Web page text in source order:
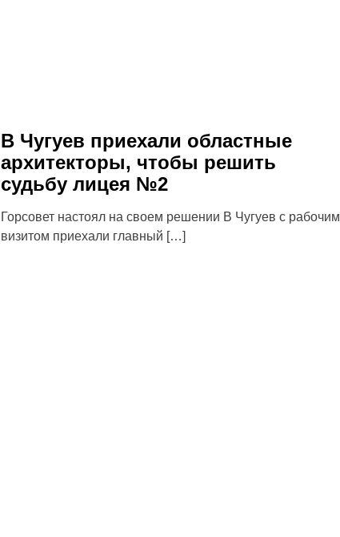
В Чугуев приехали областные
архитекторы, чтобы решить
судьбу лицея №2
Горсовет настоял на своем решении В Чугуев с рабочим
визитом приехали главный […]